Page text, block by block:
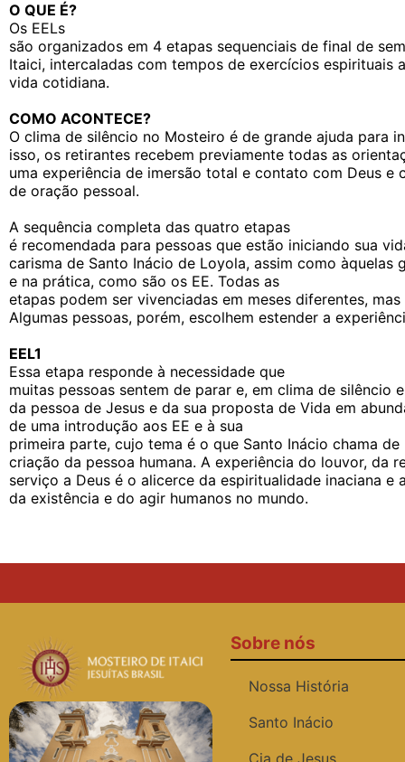
O QUE É?
Os EELs
são organizados em 4 etapas sequenciais de final de
Itaici, intercaladas com tempos de exercícios espirituais
vida cotidiana.
COMO ACONTECE?
O clima de silêncio no Mosteiro é de grande ajuda para
isso, os retirantes recebem previamente todas as
uma experiência de imersão total e contato com Deus e
de oração pessoal.
A sequência completa das quatro etapas
é recomendada para pessoas que estão iniciando sua
carisma de Santo Inácio de Loyola, assim como àquelas
e na prática, como são os EE. Todas as
etapas podem ser vivenciadas em meses diferentes,
Algumas pessoas, porém, escolhem estender a
EEL1
Essa etapa responde à necessidade que
muitas pessoas sentem de parar e, em clima de silêncio
da pessoa de Jesus e da sua proposta de Vida em
de uma introdução aos EE e à sua
primeira parte, cujo tema é o que Santo Inácio chama
criação da pessoa humana. A experiência do louvor, da
serviço a Deus é o alicerce da espiritualidade inaciana e
da existência e do agir humanos no mundo.
Sobre nós
Nossa História
Santo Inácio
Cia de Jesus